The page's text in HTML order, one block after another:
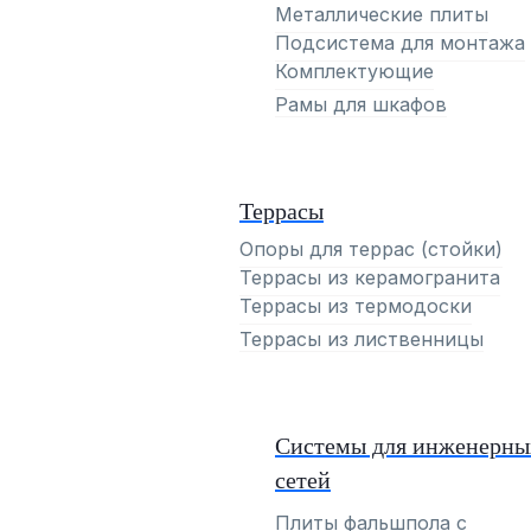
Металлические плиты
Подсистема для монтажа
Комплектующие
Рамы для шкафов
Террасы
Опоры для террас (стойки)
Террасы из керамогранита
Террасы из термодоски
Террасы из лиственницы
Системы для
сетей
Плиты фальшпола с